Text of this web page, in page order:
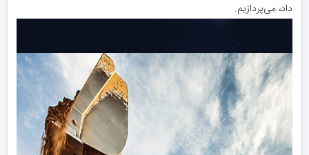
داد، می‌پردازیم.